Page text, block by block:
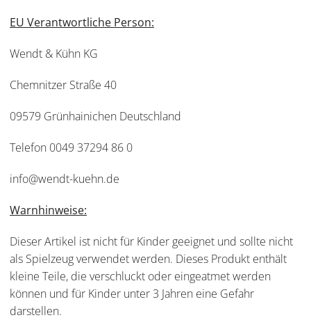
EU Verantwortliche Person:
Wendt & Kühn KG
Chemnitzer Straße 40
09579 Grünhainichen Deutschland
Telefon 0049 37294 86 0
info@wendt-kuehn.de
Warnhinweise:
Dieser Artikel ist nicht für Kinder geeignet und sollte nicht
als Spielzeug verwendet werden. Dieses Produkt enthält
kleine Teile, die verschluckt oder eingeatmet werden
können und für Kinder unter 3 Jahren eine Gefahr
darstellen.